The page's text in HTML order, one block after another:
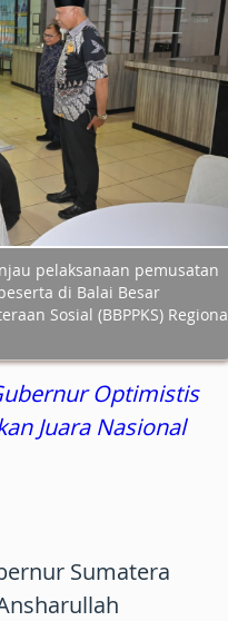
pelaksanaan pemusatan
di Balai Besar
Sosial (BBPPKS)
Optimistis
Juara Nasional
Sumatera